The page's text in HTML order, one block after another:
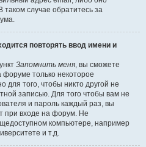
случае обратитесь за
повторять ввод имени и
Запомнить меня, вы сможете
только некоторое
для того, чтобы никто другой не
записью. Для того чтобы вам не
и пароль каждый раз, вы
при входе на форум. Не
компьютере, например
и т.д.